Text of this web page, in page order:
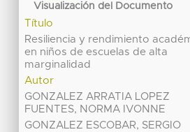
Visualización del Documento
Título
Resiliencia y rendimiento
en niños de escuelas de alta
marginalidad
Autor
GONZALEZ ARRATIA LOPEZ
FUENTES, NORMA IVONNE
GONZALEZ ESCOBAR, SERGIO